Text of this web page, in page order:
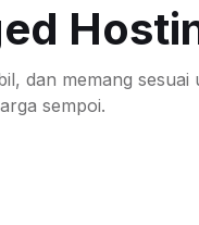
dan memang
sempoi.